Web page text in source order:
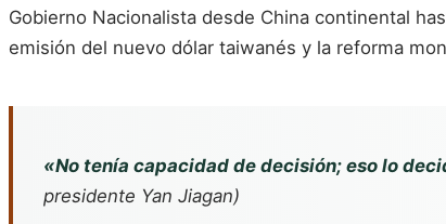
Gobierno Nacionalista desde China continental
emisión del nuevo dólar taiwanés y la reforma
«No tenía capacidad de decisión; eso lo
presidente Yan Jiagan)